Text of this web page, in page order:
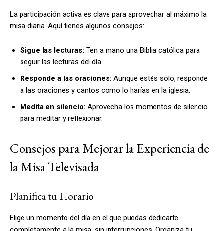
La participación activa es clave para aprovechar al máximo la
misa diaria. Aquí tienes algunos consejos:
Sigue las lecturas: Ten a mano una Biblia católica para
seguir las lecturas del día.
Responde a las oraciones: Aunque estés solo, responde
a las oraciones y cantos como lo harías en la iglesia.
Medita en silencio: Aprovecha los momentos de silencio
para meditar y reflexionar.
Consejos para Mejorar la Experiencia de
la Misa Televisada
Planifica tu Horario
Elige un momento del día en el que puedas dedicarte